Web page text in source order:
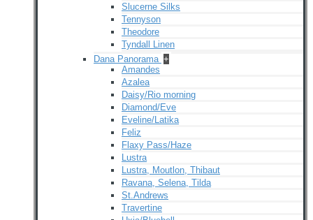
Slucerne Silks
Tennyson
Theodore
Tyndall Linen
Dana Panorama +
Amandes
Azalea
Daisy/Rio morning
Diamond/Eve
Eveline/Latika
Feliz
Flaxy Pass/Haze
Lustra
Lustra, Moutlon, Thibaut
Ravana, Selena, Tilda
St.Andrews
Travertine